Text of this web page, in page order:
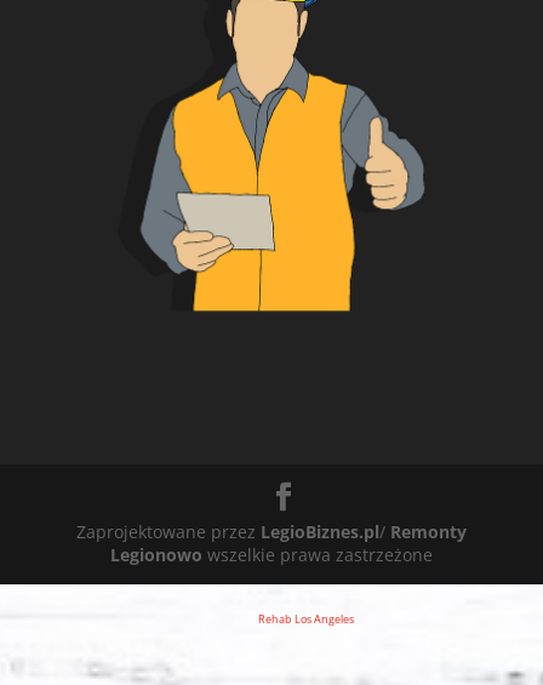
Zaprojektowane przez LegioBiznes.pl/ Remonty
Legionowo wszelkie prawa zastrzeżone
Rehab Los Angeles